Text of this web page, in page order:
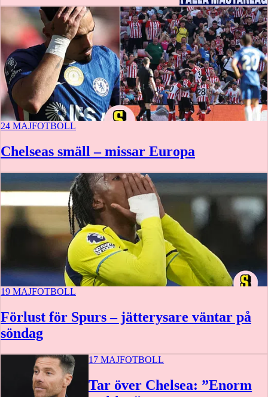
24 MAJFOTBOLL
Chelseas smäll – missar Europa
19 MAJFOTBOLL
Förlust för Spurs – jätterysare väntar på
söndag
17 MAJFOTBOLL
Tar över Chelsea: ”Enorm